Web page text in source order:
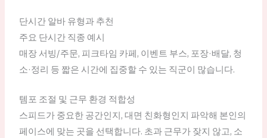
단시간 알바 유형과 추천
주요 단시간 직종 예시
매장 서빙/주문, 피크타임 카페, 이벤트 부스, 포장·배달, 청
소·정리 등 짧은 시간에 집중할 수 있는 직군이 많습니다.
템포 조절 및 근무 환경 적합성
스피드가 중요한 공간인지, 대면 친화형인지 파악해 본인의
페이스에 맞는 곳을 선택합니다. 초과 근무가 잦지 않고, 소